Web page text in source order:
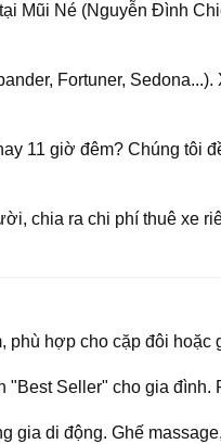
Mũi Né (Nguyễn Đình
Fortuner,
11 giờ đêm? Chúng tôi
chia ra chi phí thuê xe
phù hợp cho cặp đôi
"Best Seller" cho gia đình.
gia di động. Ghế